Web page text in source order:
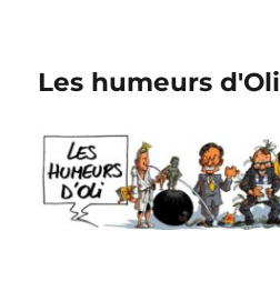
Les humeurs d'Oli